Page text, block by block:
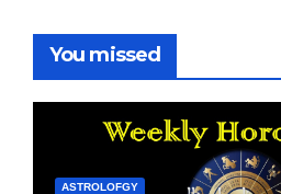
You missed
ASTROLOFGY